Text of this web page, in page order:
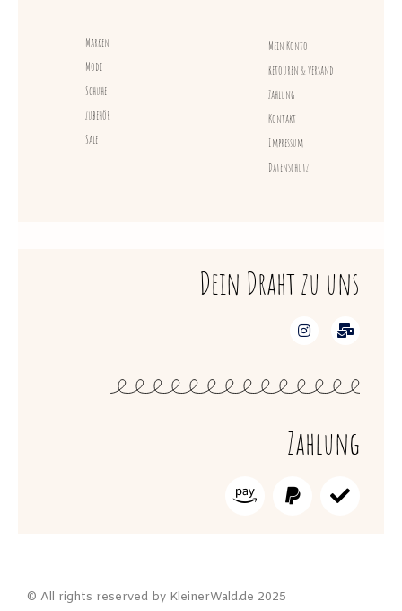
Marken
Mode
Schuhe
Zubehör
Sale
Mein Konto
Retouren & Versand
Zahlung
Kontakt
Impressum
Datenschutz
Dein Draht zu uns
Zahlung
© All rights reserved by KleinerWald.de 2025